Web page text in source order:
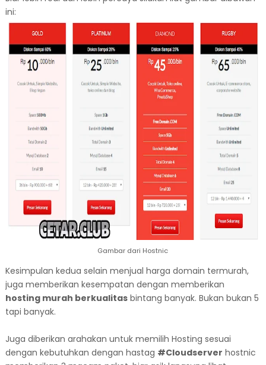
ini:
Gambar dari Hostnic
Kesimpulan kedua selain menjual harga domain termurah,
juga memberikan kesempatan dengan memberikan
hosting murah berkualitasbintang banyak. Bukan bukan 5
tapi banyak.
Juga diberikan arahakan untuk memilih Hosting sesuai
dengan kebutuhkan dengan hastag #Cloudserver hostnic